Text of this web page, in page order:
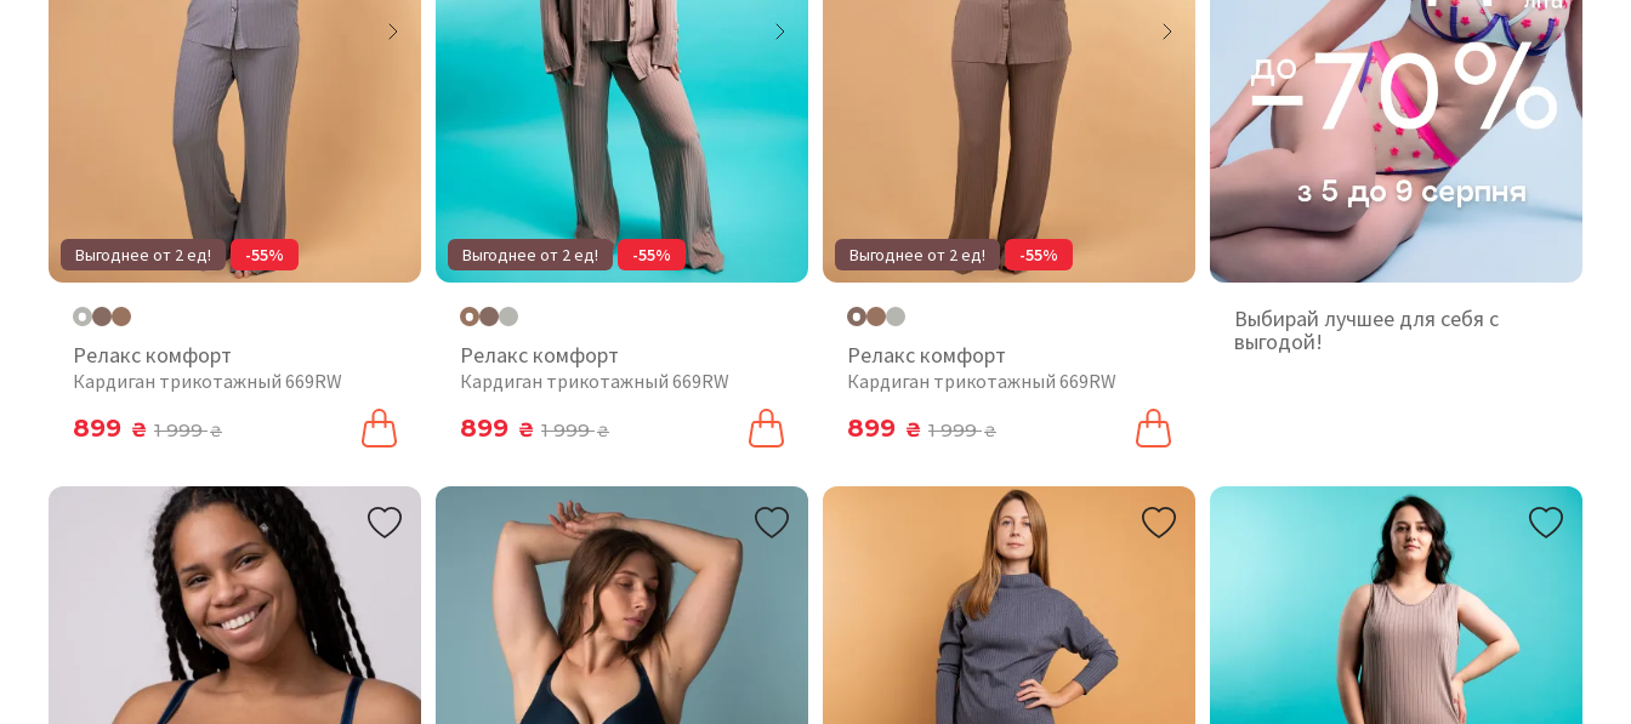
Выгоднее от 2 ед! -55%
Релакс комфорт
Кардиган трикотажный 669RW
899 ₴ 1 999₴
Выгоднее от 2 ед! -55%
Релакс комфорт
Кардиган трикотажный 669RW
899 ₴ 1 999₴
Выгоднее от 2 ед! -55%
Релакс комфорт
Кардиган трикотажный 669RW
899 ₴ 1 999₴
Выбирай лучшее для себя с
выгодой!